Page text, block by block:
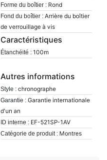
Forme du boîtier : Rond
Fond du boîtier : Arrière du boîtier
de verrouillage à vis
Caractéristiques
Étanchéité : 100m
Autres informations
Style : chronographe
Garantie : Garantie internationale
d'un an
ID interne : EF-521SP-1AV
Catégorie de produit : Montres